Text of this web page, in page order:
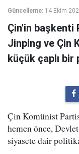
Güncelleme: 14 Ekim
Çin'in başkenti
Jinping ve Çin
küçük çaplı
Çin Komünist
hemen önce,
siyasete dair